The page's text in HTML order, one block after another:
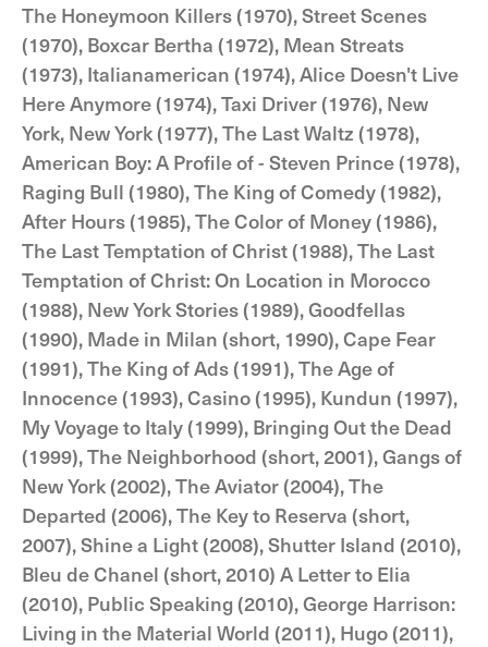
The Honeymoon Killers (1970), Street Scenes
(1970), Boxcar Bertha (1972), Mean Streats
(1973), Italianamerican (1974), Alice Doesn't Live
Here Anymore (1974), Taxi Driver (1976), New
York, New York (1977), The Last Waltz (1978),
American Boy: A Profile of - Steven Prince (1978),
Raging Bull (1980), The King of Comedy (1982),
After Hours (1985), The Color of Money (1986),
The Last Temptation of Christ (1988), The Last
Temptation of Christ: On Location in Morocco
(1988), New York Stories (1989), Goodfellas
(1990), Made in Milan (short, 1990), Cape Fear
(1991), The King of Ads (1991), The Age of
Innocence (1993), Casino (1995), Kundun (1997),
My Voyage to Italy (1999), Bringing Out the Dead
(1999), The Neighborhood (short, 2001), Gangs of
New York (2002), The Aviator (2004), The
Departed (2006), The Key to Reserva (short,
2007), Shine a Light (2008), Shutter Island (2010),
Bleu de Chanel (short, 2010) A Letter to Elia
(2010), Public Speaking (2010), George Harrison:
Living in the Material World (2011), Hugo (2011),